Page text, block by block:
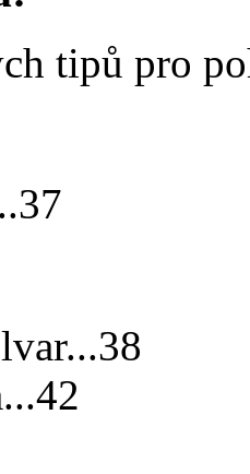
tipů pro
37
...38
...42